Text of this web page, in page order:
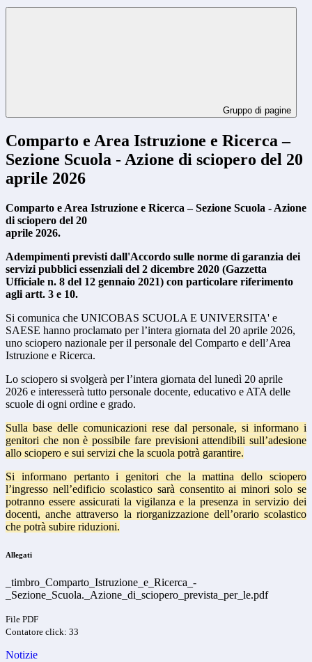
Gruppo di pagine
Comparto e Area Istruzione e Ricerca –
Sezione Scuola - Azione di sciopero del 20
aprile 2026
Comparto e Area Istruzione e Ricerca – Sezione Scuola - Azione
di sciopero del 20
aprile 2026.
Adempimenti previsti dall'Accordo sulle norme di garanzia dei
servizi pubblici essenziali del 2 dicembre 2020 (Gazzetta
Ufficiale n. 8 del 12 gennaio 2021) con particolare riferimento
agli artt. 3 e 10.
Si comunica che UNICOBAS SCUOLA E UNIVERSITA' e
SAESE hanno proclamato per l’intera giornata del 20 aprile 2026,
uno sciopero nazionale per il personale del Comparto e dell’Area
Istruzione e Ricerca.
Lo sciopero si svolgerà per l’intera giornata del lunedì 20 aprile
2026 e interesserà tutto personale docente, educativo e ATA delle
scuole di ogni ordine e grado.
Sulla base delle comunicazioni rese dal personale, si informano i
genitori che non è possibile fare previsioni attendibili sull’adesione
allo sciopero e sui servizi che la scuola potrà garantire.
Si informano pertanto i genitori che la mattina dello sciopero
l’ingresso nell’edificio scolastico sarà consentito ai minori solo se
potranno essere assicurati la vigilanza e la presenza in servizio dei
docenti, anche attraverso la riorganizzazione dell’orario scolastico
che potrà subire riduzioni.
Allegati
_timbro_Comparto_Istruzione_e_Ricerca_-
_Sezione_Scuola._Azione_di_sciopero_prevista_per_le.pdf
File PDF
Contatore click: 33
Notizie